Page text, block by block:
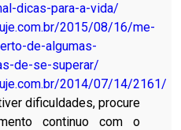
dicas-para-a-vida/
2015/08/16/me-
de-algumas-
de-se-superar/
2014/07/14/2161/
dificuldades, procure
continuo com o